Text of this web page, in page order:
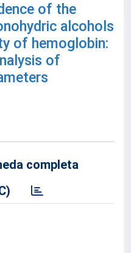
of the
alcohols
of hemoglobin:
of
completa